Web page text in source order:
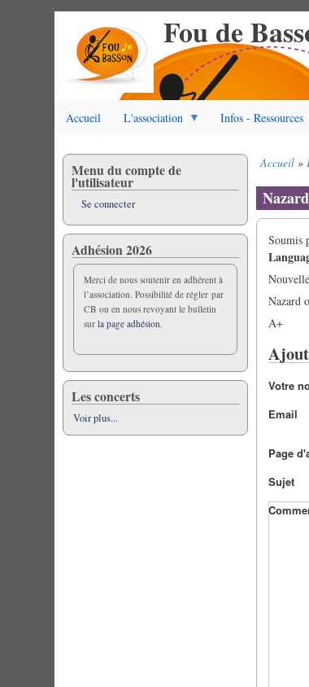
Fou de
Accueil L'association Infos - Ressources
Accueil
Soumis
Nazard
A+
Votre
Email
Page
Sujet
Menu du compte de
l'utilisateur
Se connecter
Adhésion 2026
Merci de nous soutenir en adhérent à
l’association. Possibilité de régler par
CB ou en nous revoyant le bulletin
surla page adhésion.
Les concerts
Voir plus...